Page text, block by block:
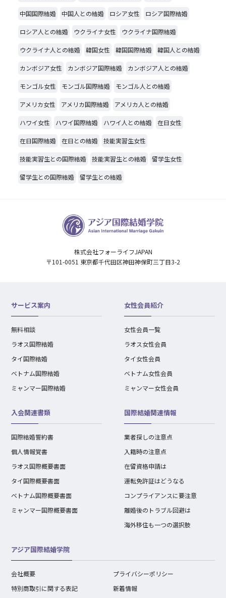
中国国際結婚 中国人との結婚 ロシア女性 ロシア国際結婚
ロシア人との結婚 ウクライナ女性 ウクライナ国際結婚
ウクライナ人との結婚 韓国女性 韓国国際結婚 韓国人との結婚
カンボジア女性 カンボジア国際結婚 カンボジア人との結婚
モンゴル女性 モンゴル国際結婚 モンゴル人との結婚
アメリカ女性 アメリカ国際結婚 アメリカ人との結婚
ハワイ女性 ハワイ国際結婚 ハワイ人との結婚 在日女性
在日国際結婚 在日との結婚 技能実習生女性
技能実習生との国際結婚 技能実習生との結婚 留学生女性
留学生との国際結婚 留学生との結婚
株式会社フォーライフJAPAN
〒101-0051 東京都千代田区神田神保町三丁目3-2
サービス案内
無料相談
ラオス国際結婚
タイ国際結婚
ベトナム国際結婚
ミャンマー国際結婚
女性会員紹介
女性会員一覧
ラオス女性会員
タイ女性会員
ベトナム女性会員
ミャンマー女性会員
入会関連書類
国際結婚誓約書
個人情報覚書
ラオス国際概要書面
タイ国際概要書面
ベトナム国際概要書面
ミャンマー国際概要書面
国際結婚関連情報
業者探しの注意点
入籍時の注意点
在留資格申請は
運転免許証はどうなる
コンプライアンスに要注意
離婚後のトラブル回避は
海外移住も一つの選択肢
アジア国際結婚学院
会社概要
プライバシーポリシー
特別商取引に関する表記
新着情報